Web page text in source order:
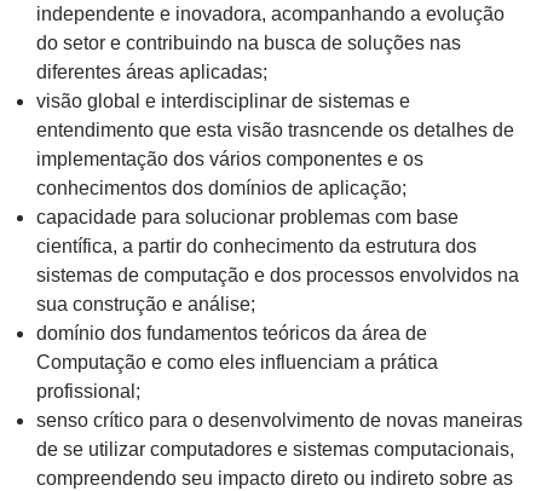
independente e inovadora, acompanhando a evolução
do setor e contribuindo na busca de soluções nas
diferentes áreas aplicadas;
visão global e interdisciplinar de sistemas e
entendimento que esta visão trasncende os detalhes de
implementação dos vários componentes e os
conhecimentos dos domínios de aplicação;
capacidade para solucionar problemas com base
científica, a partir do conhecimento da estrutura dos
sistemas de computação e dos processos envolvidos na
sua construção e análise;
domínio dos fundamentos teóricos da área de
Computação e como eles influenciam a prática
profissional;
senso crítico para o desenvolvimento de novas maneiras
de se utilizar computadores e sistemas computacionais,
compreendendo seu impacto direto ou indireto sobre as